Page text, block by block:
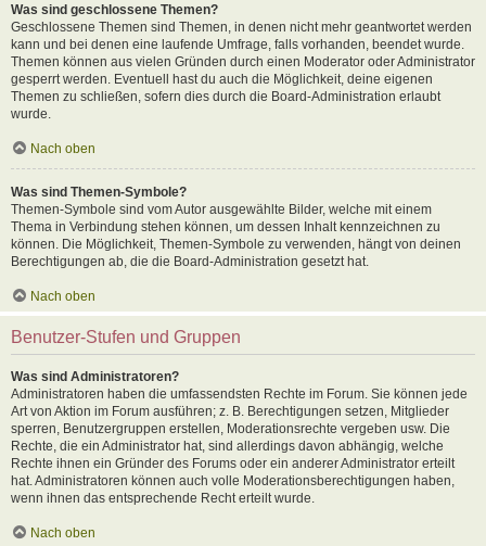
Was sind geschlossene Themen?
Geschlossene Themen sind Themen, in denen nicht mehr geantwortet werden
kann und bei denen eine laufende Umfrage, falls vorhanden, beendet wurde.
Themen können aus vielen Gründen durch einen Moderator oder Administrator
gesperrt werden. Eventuell hast du auch die Möglichkeit, deine eigenen
Themen zu schließen, sofern dies durch die Board-Administration erlaubt
wurde.
Nach oben
Was sind Themen-Symbole?
Themen-Symbole sind vom Autor ausgewählte Bilder, welche mit einem
Thema in Verbindung stehen können, um dessen Inhalt kennzeichnen zu
können. Die Möglichkeit, Themen-Symbole zu verwenden, hängt von deinen
Berechtigungen ab, die die Board-Administration gesetzt hat.
Nach oben
Benutzer-Stufen und Gruppen
Was sind Administratoren?
Administratoren haben die umfassendsten Rechte im Forum. Sie können jede
Art von Aktion im Forum ausführen; z. B. Berechtigungen setzen, Mitglieder
sperren, Benutzergruppen erstellen, Moderationsrechte vergeben usw. Die
Rechte, die ein Administrator hat, sind allerdings davon abhängig, welche
Rechte ihnen ein Gründer des Forums oder ein anderer Administrator erteilt
hat. Administratoren können auch volle Moderationsberechtigungen haben,
wenn ihnen das entsprechende Recht erteilt wurde.
Nach oben